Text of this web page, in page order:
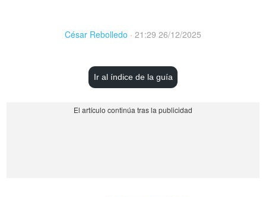
César Rebolledo · 21:29 26/12/2025
Ir al índice de la guía